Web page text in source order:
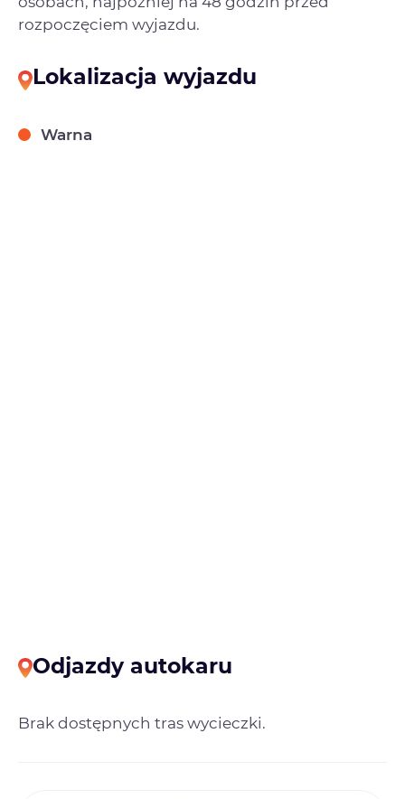
rozpoczęciem wyjazdu.
Lokalizacja wyjazdu
Warna
Odjazdy autokaru
Brak dostępnych tras wycieczki.